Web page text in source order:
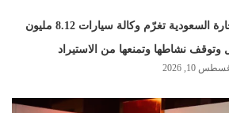
التجارة السعودية تغرّم وكالة سيارات 8.12 مليون
وتوقف نشاطها وتمنعها من الاستيراد
10, 2026